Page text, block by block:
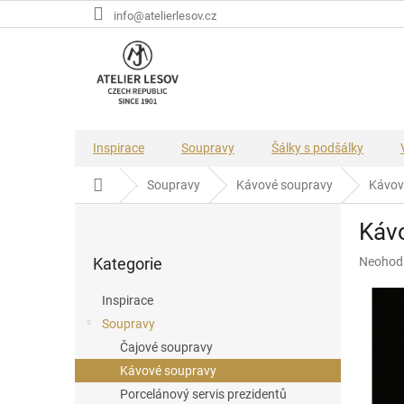
na
info@atelierlesov.cz
Inspirace Soupravy Šálky s podšálky
Domů Soupravy Kávové soupravy
kategorie
Kategorie
Inspirace
Soupravy
Čajové soupravy
Kávové soupravy
Porcelánový servis prezidentů